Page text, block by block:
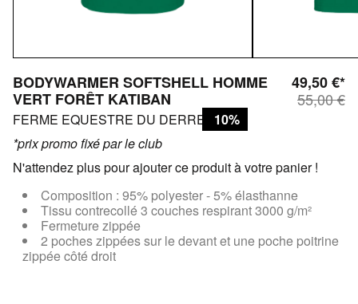
BODYWARMER SOFTSHELL HOMME
VERT FORÊT KATIBAN
FERME EQUESTRE DU DERRE
49,50 €*
55,00 €
10%
*prix promo fixé par le club
N'attendez plus pour ajouter ce produit à votre panier !
Composition : 95% polyester - 5% élasthanne
Tissu contrecollé 3 couches respirant 3000 g/m²
Fermeture zippée
2 poches zippées sur le devant et une poche poitrine
zippée côté droit